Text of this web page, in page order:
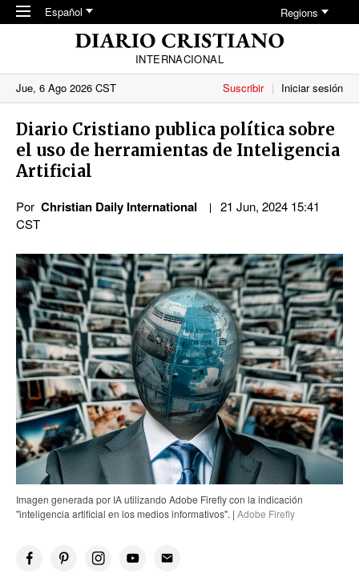
Skip to main content
Español Regions
INTERNACIONAL
Jue, 6 Ago 2026 CST
Suscribir Iniciar sesión
Diario Cristiano publica política sobre
el uso de herramientas de Inteligencia
Artificial
Por Christian Daily International
21 Jun, 2024 15:41
CST
Imagen generada por IA utilizando Adobe Firefly con la indicación
"inteligencia artificial en los medios informativos". | Adobe Firefly